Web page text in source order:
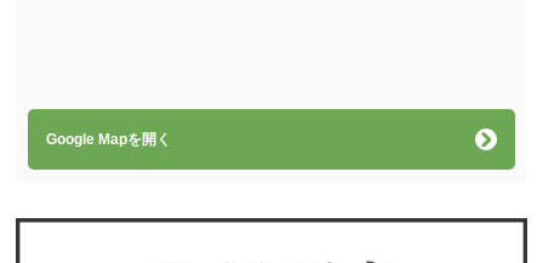
Google Mapを開く